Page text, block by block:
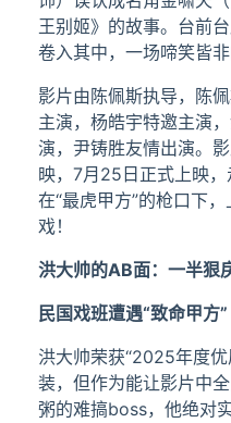
王别姬》的故事。台前
卷入其中，一场啼笑皆非
影片由陈佩斯执导，陈
主演，杨皓宇特邀主演
演，尹铸胜友情出演。
映，7月25日正式上映
在“最虎甲方”的枪口下
戏！
洪大帅的AB面：一半狠
民国戏班遭遇“致命甲方”
洪大帅荣获“2025年度
装，但作为能让影片中
粥的难搞boss，他绝对